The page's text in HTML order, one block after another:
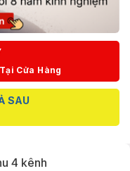
Cửa Hàng
SAU
4 kênh